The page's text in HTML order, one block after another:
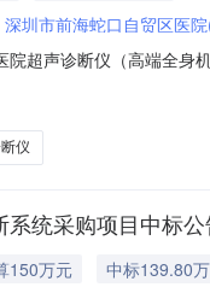
深圳市前海蛇口自贸区医
院超声诊断仪（高端全
元四、主要标的信息
仪
统采购项目中标
150万元 中标139.80